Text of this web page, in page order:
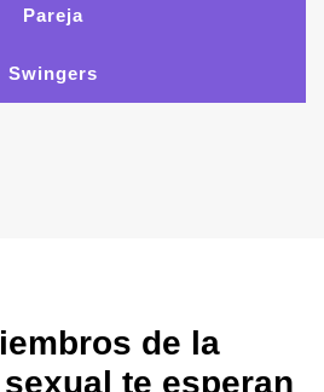
Pareja
Swingers
de la
te esperan